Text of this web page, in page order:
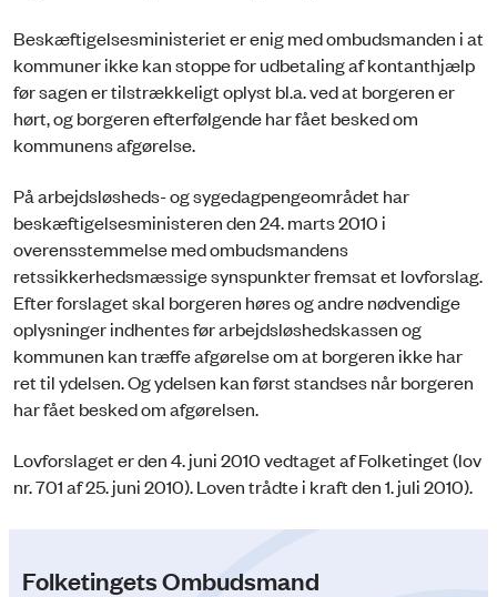
Beskæftigelsesministeriet er enig med ombudsmanden i at
kommuner ikke kan stoppe for udbetaling af kontanthjælp
før sagen er tilstrækkeligt oplyst bl.a. ved at borgeren er
hørt, og borgeren efterfølgende har fået besked om
kommunens afgørelse.
På arbejdsløsheds- og sygedagpengeområdet har
beskæftigelsesministeren den 24. marts 2010 i
overensstemmelse med ombudsmandens
retssikkerhedsmæssige synspunkter fremsat et lovforslag.
Efter forslaget skal borgeren høres og andre nødvendige
oplysninger indhentes før arbejdsløshedskassen og
kommunen kan træffe afgørelse om at borgeren ikke har
ret til ydelsen. Og ydelsen kan først standses når borgeren
har fået besked om afgørelsen.
Lovforslaget er den 4. juni 2010 vedtaget af Folketinget (lov
nr. 701 af 25. juni 2010). Loven trådte i kraft den 1. juli 2010).
Folketingets Ombudsmand